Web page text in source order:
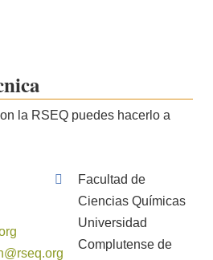
la RSEQ puedes hacerlo a
Facultad de
Ciencias Químicas
Universidad
Complutense de